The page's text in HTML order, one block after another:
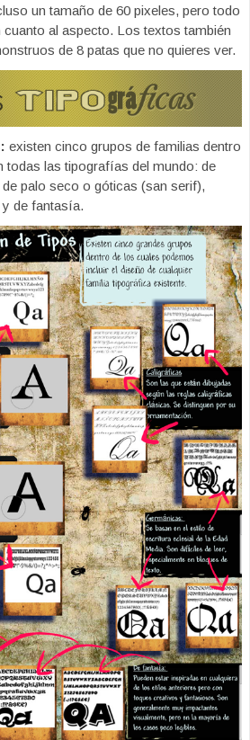
un tamaño de 60 pixeles, pero todo
al aspecto. Los textos también
de 8 patas que no quieres ver.
existen cinco grupos de familias dentro
todas las tipografías del mundo: de
palo seco o góticas (san serif),
de fantasía.